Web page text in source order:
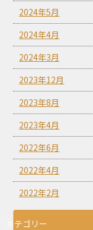
2024年5月
2024年4月
2024年3月
2023年12月
2023年8月
2023年4月
2022年6月
2022年4月
2022年2月
カテゴリー